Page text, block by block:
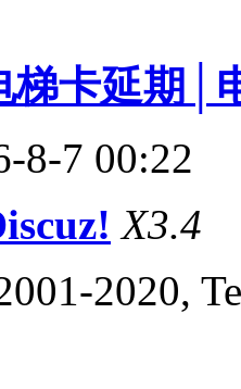
梯卡延期│
8-7 00:22
X3.4
2020,